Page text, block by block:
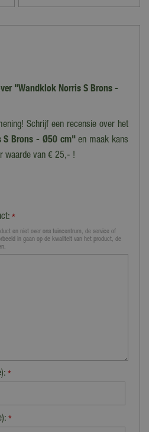
"Wandklok Norris S Brons -
Schrijf een recensie over het
S Brons - Ø50 cm"en maak kans
waarde van € 25,- !
*
en niet over ons tuincentrum, de service of
in gaan op de kwaliteit van het product, de
*
*